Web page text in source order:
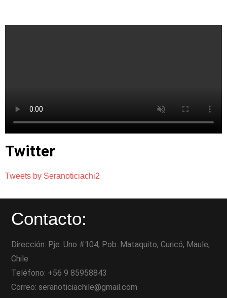
Twitter
Tweets by Seranoticiachi2
Contacto:
Dirección: Pje. Uno #104, Pob. Mataquito, Curicó, Maule,
Chile
Teléfono: +56 9 85958843
Correo: seranoticiachile@gmail.com